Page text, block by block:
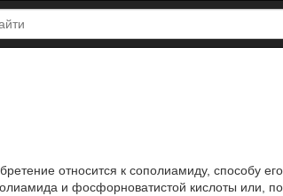
относится к сополиамиду, способу
и фосфорноватистой кислоты или,